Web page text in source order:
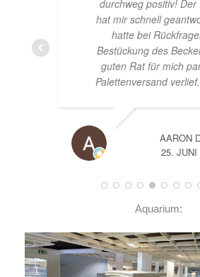
durchweg positiv! Der
hat mir schnell
hatte bei Rückfragen
Bestückung des Beckens
guten Rat für mich
Palettenversand verlief...
AARON
25. JUNI
Aquarium: